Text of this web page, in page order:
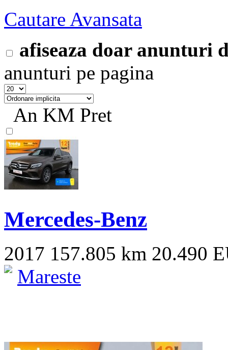
Cautare Avansata
afiseaza doar anunturi
anunturi pe pagina
An KM Pret
Mercedes-Benz
2017 157.805 km 20.490
Mareste